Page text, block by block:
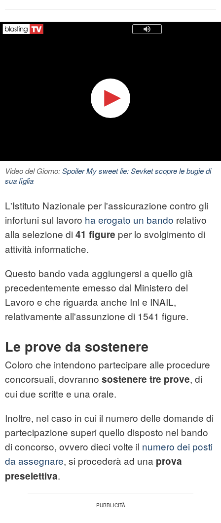
Video del Giorno:Spoiler My sweet lie: Sevket scopre le bugie di
sua figlia
L'Istituto Nazionale per l'assicurazione contro gli
infortuni sul lavoro ha erogato un bando relativo
alla selezione di 41 figure per lo svolgimento di
attività informatiche.
Questo bando vada aggiungersi a quello già
precedentemente emesso dal Ministero del
Lavoro e che riguarda anche Inl e INAIL,
relativamente all'assunzione di 1541 figure.
Le prove da sostenere
Coloro che intendono partecipare alle procedure
concorsuali, dovranno sostenere tre prove, di
cui due scritte e una orale.
Inoltre, nel caso in cui il numero delle domande di
partecipazione superi quello disposto nel bando
di concorso, ovvero dieci volte il numero dei posti
da assegnare, si procederà ad una prova
preselettiva.